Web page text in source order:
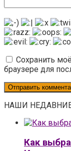
Сохранить
браузере для
НАШИ
Как